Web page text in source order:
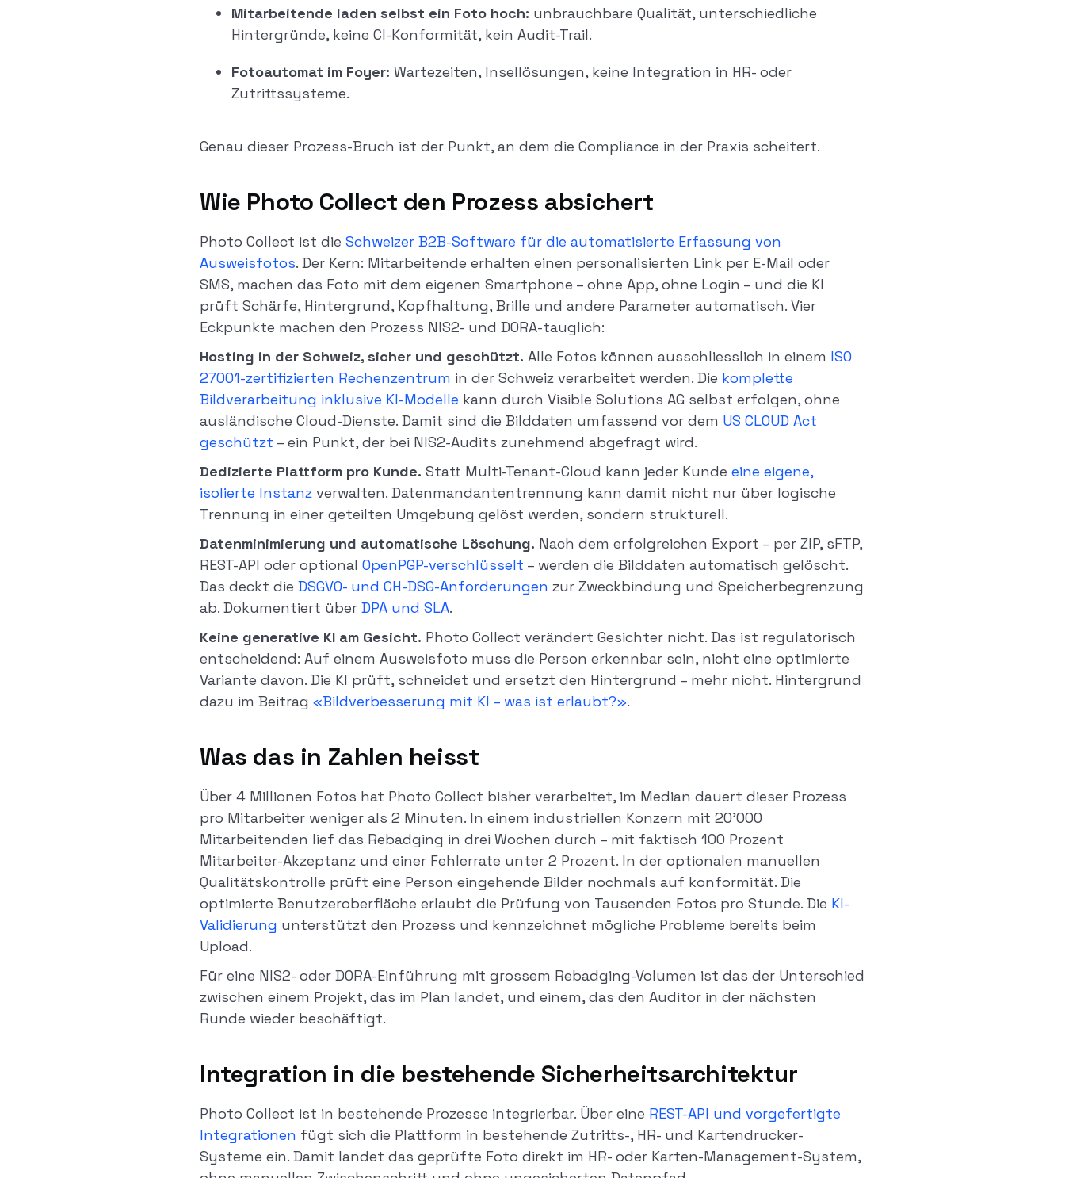
Mitarbeitende laden selbst ein Foto hoch: unbrauchbare Qualität, unterschiedliche
Hintergründe, keine CI-Konformität, kein Audit-Trail.
Fotoautomat im Foyer: Wartezeiten, Insellösungen, keine Integration in HR- oder
Zutrittssysteme.
Genau dieser Prozess-Bruch ist der Punkt, an dem die Compliance in der Praxis scheitert.
Wie Photo Collect den Prozess absichert
Photo Collect ist die Schweizer B2B-Software für die automatisierte Erfassung von
Ausweisfotos. Der Kern: Mitarbeitende erhalten einen personalisierten Link per E-Mail oder
SMS, machen das Foto mit dem eigenen Smartphone – ohne App, ohne Login – und die KI
prüft Schärfe, Hintergrund, Kopfhaltung, Brille und andere Parameter automatisch. Vier
Eckpunkte machen den Prozess NIS2- und DORA-tauglich:
Hosting in der Schweiz, sicher und geschützt. Alle Fotos können ausschliesslich in einem ISO
27001-zertifizierten Rechenzentrum in der Schweiz verarbeitet werden. Die komplette
Bildverarbeitung inklusive KI-Modelle kann durch Visible Solutions AG selbst erfolgen, ohne
ausländische Cloud-Dienste. Damit sind die Bilddaten umfassend vor dem US CLOUD Act
geschützt – ein Punkt, der bei NIS2-Audits zunehmend abgefragt wird.
Dedizierte Plattform pro Kunde. Statt Multi-Tenant-Cloud kann jeder Kunde eine eigene,
isolierte Instanz verwalten. Datenmandantentrennung kann damit nicht nur über logische
Trennung in einer geteilten Umgebung gelöst werden, sondern strukturell.
Datenminimierung und automatische Löschung. Nach dem erfolgreichen Export – per ZIP, sFTP,
REST-API oder optional OpenPGP-verschlüsselt – werden die Bilddaten automatisch gelöscht.
Das deckt die DSGVO- und CH-DSG-Anforderungen zur Zweckbindung und Speicherbegrenzung
ab. Dokumentiert über DPA und SLA.
Keine generative KI am Gesicht. Photo Collect verändert Gesichter nicht. Das ist regulatorisch
entscheidend: Auf einem Ausweisfoto muss die Person erkennbar sein, nicht eine optimierte
Variante davon. Die KI prüft, schneidet und ersetzt den Hintergrund – mehr nicht. Hintergrund
dazu im Beitrag «Bildverbesserung mit KI – was ist erlaubt?».
Was das in Zahlen heisst
Über 4 Millionen Fotos hat Photo Collect bisher verarbeitet, im Median dauert dieser Prozess
pro Mitarbeiter weniger als 2 Minuten. In einem industriellen Konzern mit 20'000
Mitarbeitenden lief das Rebadging in drei Wochen durch – mit faktisch 100 Prozent
Mitarbeiter-Akzeptanz und einer Fehlerrate unter 2 Prozent. In der optionalen manuellen
Qualitätskontrolle prüft eine Person eingehende Bilder nochmals auf konformität. Die
optimierte Benutzeroberfläche erlaubt die Prüfung von Tausenden Fotos pro Stunde. Die KI-
Validierung unterstützt den Prozess und kennzeichnet mögliche Probleme bereits beim
Upload.
Für eine NIS2- oder DORA-Einführung mit grossem Rebadging-Volumen ist das der Unterschied
zwischen einem Projekt, das im Plan landet, und einem, das den Auditor in der nächsten
Runde wieder beschäftigt.
Integration in die bestehende Sicherheitsarchitektur
Photo Collect ist in bestehende Prozesse integrierbar. Über eine REST-API und vorgefertigte
Integrationen fügt sich die Plattform in bestehende Zutritts-, HR- und Kartendrucker-
Systeme ein. Damit landet das geprüfte Foto direkt im HR- oder Karten-Management-System,